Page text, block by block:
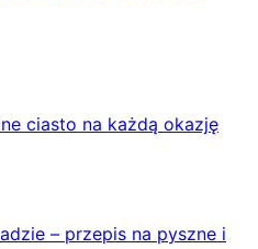
ciasto na każdą okazję
– przepis na pyszne i